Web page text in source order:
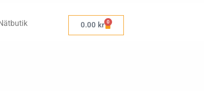
0.00 kr 0
Varukorg